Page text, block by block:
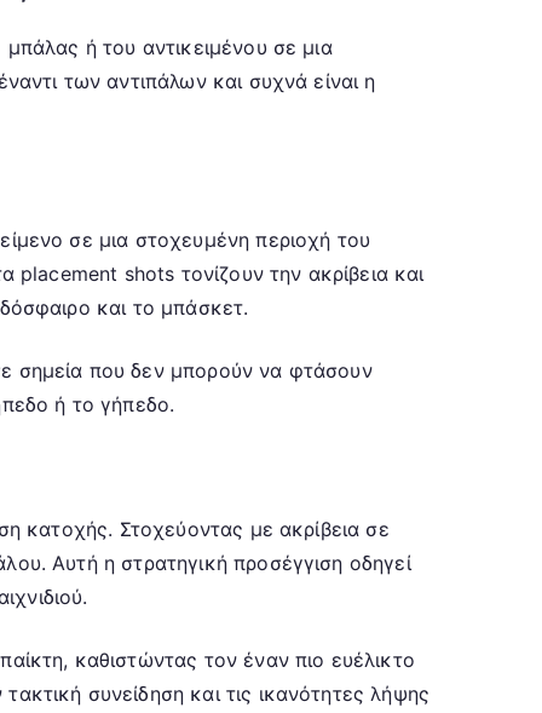
ή του αντικειμένου σε μια
των αντιπάλων και συχνά είναι η
σε μια στοχευμένη περιοχή του
shots τονίζουν την ακρίβεια και
και το μπάσκετ.
σημεία που δεν μπορούν να φτάσουν
ή το γήπεδο.
κατοχής. Στοχεύοντας με ακρίβεια σε
Αυτή η στρατηγική προσέγγιση οδηγεί
καθιστώντας τον έναν πιο ευέλικτο
συνείδηση και τις ικανότητες λήψης